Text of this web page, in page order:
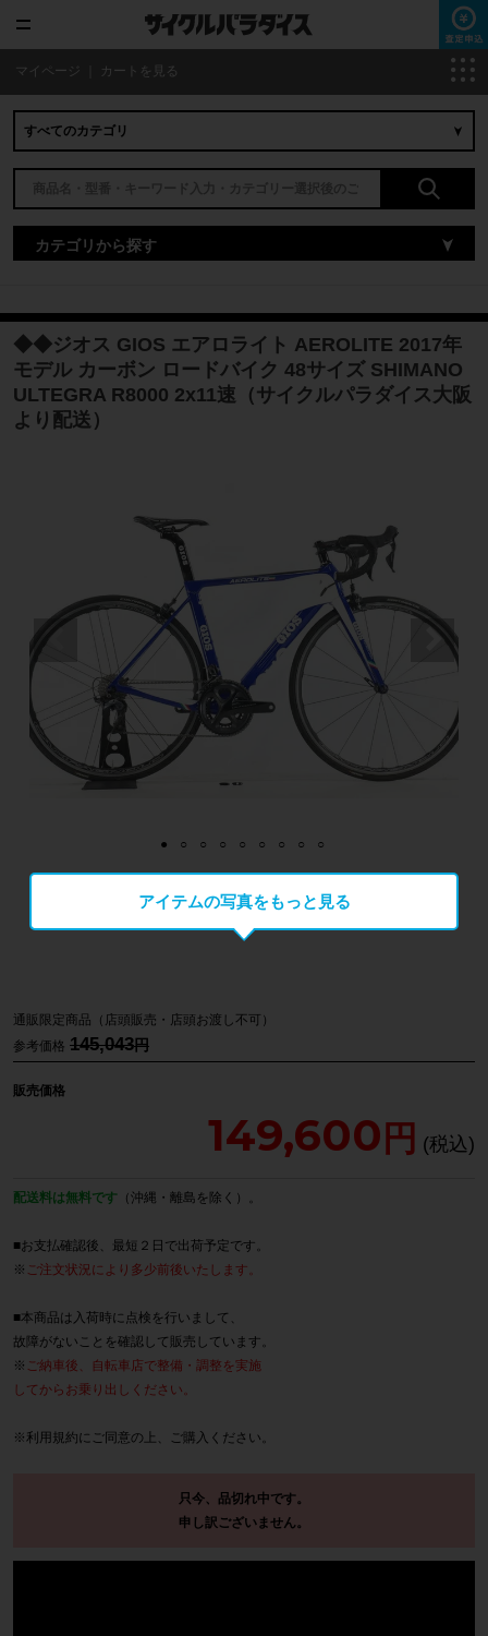
マイページ カートを見る
カテゴリから探す
◆◆ジオス GIOS エアロライト AEROLITE 2017年
モデル カーボン ロードバイク 48サイズ SHIMANO
ULTEGRA R8000 2x11速（サイクルパラダイス大阪
より配送）
アイテムの写真をもっと見る
参考価格 145,043
販売価格
149,600
通販限定商品（店頭販売・店頭お渡し不可）
配送料は無料です （沖縄・離島を除く）。
■お支払確認後、最短２日で出荷予定です。
※ ご注文状況により多少前後いたします。
■本商品は入荷時に点検を行いまして、
故障がないことを確認して販売しています。
※ ご納車後、自転車店で整備・調整を実施
してからお乗り出しください。
※ 利用規約にご同意の上、ご購入ください。
只今、品切れ中です。
申し訳ございません。